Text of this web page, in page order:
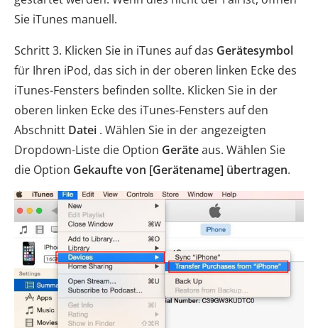
Sie iTunes manuell.
Schritt 3. Klicken Sie in iTunes auf das Gerätesymbol
für Ihren iPod, das sich in der oberen linken Ecke des
iTunes-Fensters befinden sollte. Klicken Sie in der
oberen linken Ecke des iTunes-Fensters auf den
Abschnitt Datei . Wählen Sie in der angezeigten
Dropdown-Liste die Option Geräteaus. Wählen Sie
die Option Gekaufte von [Gerätename] übertragen.